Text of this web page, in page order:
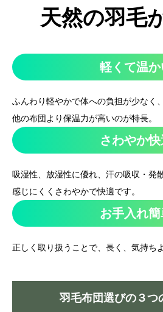
天然の羽毛
軽くて温か
ふんわり軽やかで体への負担が少なく
他の布団より保温力が高いのが特長。
さわやか快
吸湿性、放湿性に優れ、汗の吸収・発
感じにくくさわやかで快適です。
お手入れ
正しく取り扱うことで、長く、気持ち
羽毛布団選びの３つ